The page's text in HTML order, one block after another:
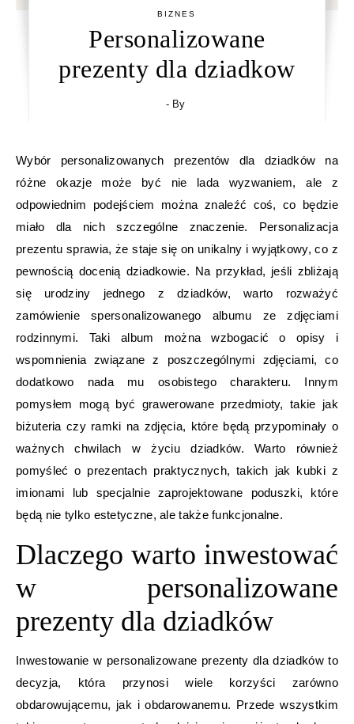
BIZNES
Personalizowane
prezenty dla dziadkow
- By
Wybór personalizowanych prezentów dla dziadków na
różne okazje może być nie lada wyzwaniem, ale z
odpowiednim podejściem można znaleźć coś, co będzie
miało dla nich szczególne znaczenie. Personalizacja
prezentu sprawia, że staje się on unikalny i wyjątkowy, co z
pewnością docenią dziadkowie. Na przykład, jeśli zbliżają
się urodziny jednego z dziadków, warto rozważyć
zamówienie spersonalizowanego albumu ze zdjęciami
rodzinnymi. Taki album można wzbogacić o opisy i
wspomnienia związane z poszczególnymi zdjęciami, co
dodatkowo nada mu osobistego charakteru. Innym
pomysłem mogą być grawerowane przedmioty, takie jak
biżuteria czy ramki na zdjęcia, które będą przypominały o
ważnych chwilach w życiu dziadków. Warto również
pomyśleć o prezentach praktycznych, takich jak kubki z
imionami lub specjalnie zaprojektowane poduszki, które
będą nie tylko estetyczne, ale także funkcjonalne.
Dlaczego warto inwestować
w personalizowane
prezenty dla dziadków
Inwestowanie w personalizowane prezenty dla dziadków to
decyzja, która przynosi wiele korzyści zarówno
obdarowującemu, jak i obdarowanemu. Przede wszystkim